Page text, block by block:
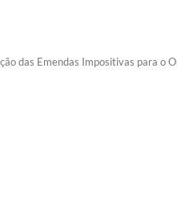
das Emendas Impositivas para o